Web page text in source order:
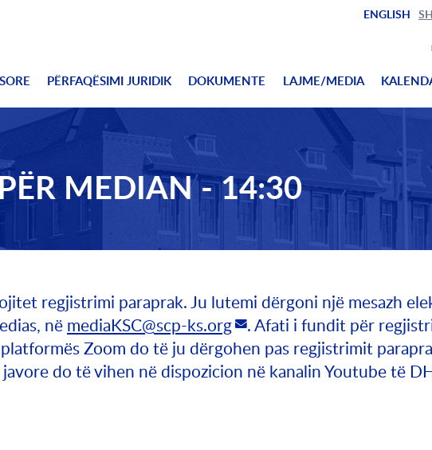
ENGLISH
PËRFAQËSIMI JURIDIK DOKUMENTE LAJME/MEDIA
MEDIAN - 14:30
regjistrimi paraprak. Ju lutemi dërgoni një mesazh
në mediaKSC@scp-ks.org
. Afati i fundit për
Zoom do të ju dërgohen pas regjistrimit
do të vihen në dispozicion në kanalin Youtube të